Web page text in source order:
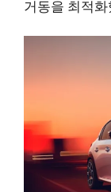
거동을 최적화